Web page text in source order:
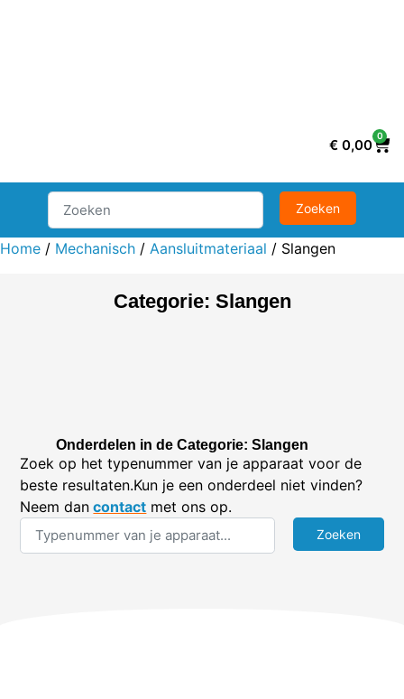
€ 0,00
0
Home / Mechanisch / Aansluitmateriaal / Slangen
Categorie: Slangen
Onderdelen in de Categorie: Slangen
Zoek op het typenummer van je apparaat voor de
beste resultaten.Kun je een onderdeel niet vinden?
Neem dan contact met ons op.